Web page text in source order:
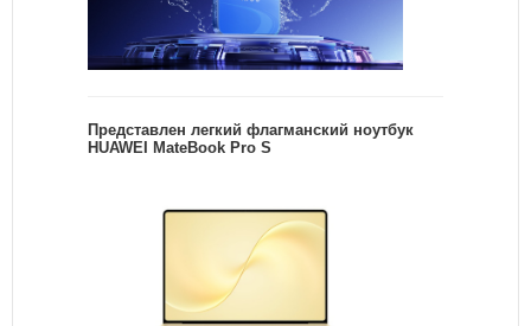
Представлен легкий флагманский ноутбук
HUAWEI MateBook Pro S